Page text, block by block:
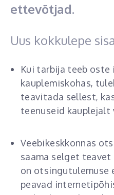
ettevõtjad.
Uus kokkulepe
Kui tarbija teeb
kauplemiskohas,
teavitada sellest,
teenuseid kauplejalt
Veebikeskkonnas
saama selget teavet
on otsingutulemuse
peavad